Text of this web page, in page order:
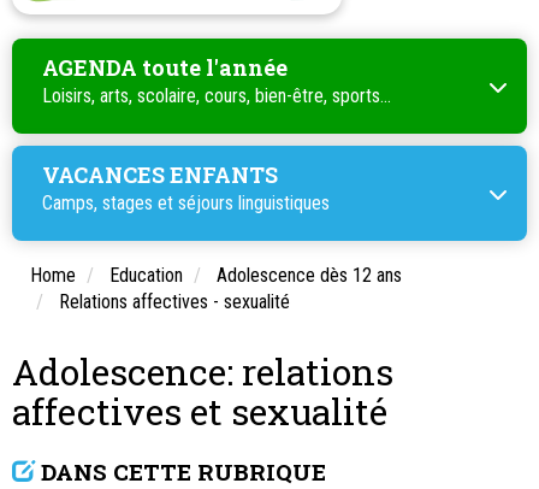
AGENDA toute l'année
Loisirs, arts, scolaire, cours, bien-être, sports...
VACANCES ENFANTS
Camps, stages et séjours linguistiques
Home Education
Adolescence dès 12 ans
Relations affectives - sexualité
Adolescence: relations
affectives et sexualité
DANS CETTE RUBRIQUE